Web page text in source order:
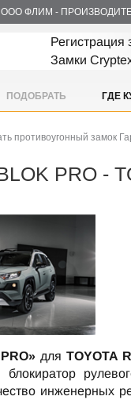
ФЛИМ -
Регистрация
Замки
ПОДОБРАТЬ ГДЕ
противоугонный замок
PRO -
для TOYOTA
блокиратор
инженерных